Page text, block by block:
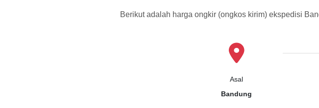
Berikut adalah harga ongkir (ongkos kirim) ekspedisi
Asal
Bandung